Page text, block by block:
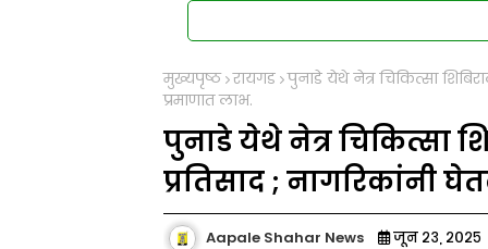
मुख्यपृष्ठ रायगड पुनाडे येथे नेत्र चिकित्सा
प्रमाणात लाभ.
पुनाडे येथे नेत्र चिकित्सा
प्रतिसाद ; नागरिकांनी
Aapale Shahar News जून २३, २०२५